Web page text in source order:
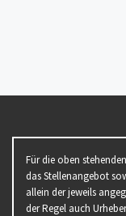
Für die oben
das Stellenangebot
allein der jeweils
der Regel auch